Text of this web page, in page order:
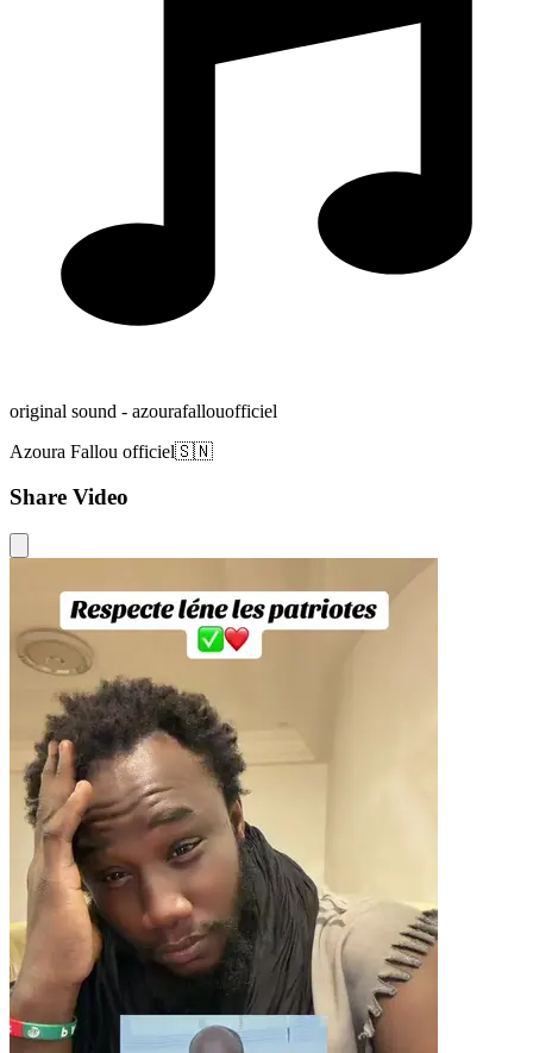
original sound - azourafallouofficiel
Azoura Fallou officiel🇸🇳
Share Video